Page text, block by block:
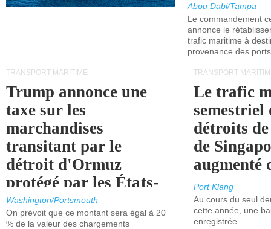
Abou Dabi/Tampa
Le commandement
annonce le
trafic maritime à
provenance des
TRANSPORT MARITIME
Trump annonce une
taxe sur les
marchandises
transitant par le
détroit d'Ormuz
protégé par les États-
Unis.
Washington/Portsmouth
On prévoit que ce montant sera égal à 20
% de la valeur des chargements
TRANSPORT
Le trafic
semestriel
détroits
de
augmenté
Port Klang
Au cours du seul
cette année, une
enregistrée.